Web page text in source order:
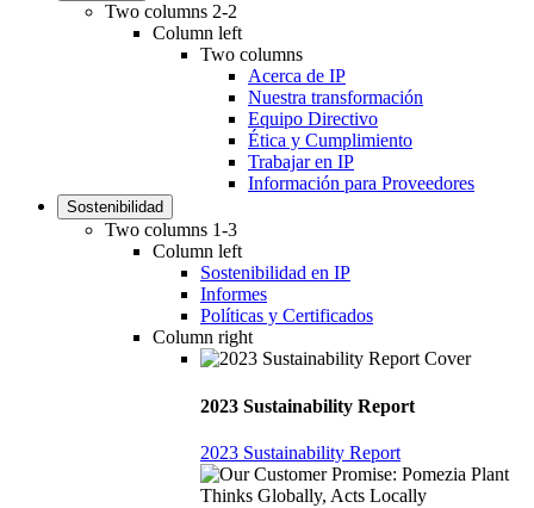
Two columns 2-2
Column left
Two columns
Acerca de IP
Nuestra transformación
Equipo Directivo
Ética y Cumplimiento
Trabajar en IP
Información para Proveedores
Sostenibilidad
Two columns 1-3
Column left
Sostenibilidad en IP
Informes
Políticas y Certificados
Column right
2023 Sustainability Report
2023 Sustainability Report